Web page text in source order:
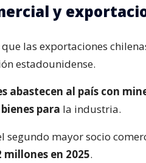
y
las exportaciones
estadounidense.
abastecen al país con
para la industria.
segundo mayor socio
millones en 2025.